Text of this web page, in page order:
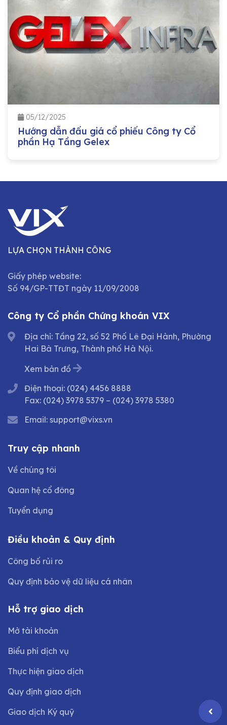
05/12/2025
Hướng dẫn đấu giá cổ phiếu Công ty Cổ
phần Hạ Tầng Gelex
LỰA CHỌN THÀNH CÔNG
Giấy phép website:
Số 94/GP-TTĐT ngày 11/09/2008
Công ty Cổ phần Chứng khoán VIX
Địa chỉ: Tầng 22, số 52 Phố Lê Đại Hành, Phường
Hai Bà Trưng, Thành phố Hà Nội.
Xem bản đồ
Điện thoại: (024) 4456 8888
Fax: (024) 3978 5379 – (024) 3978 5380
Email: support@vixs.vn
Truy cập nhanh
Về chúng tôi
Quan hệ cổ đông
Tuyển dụng
Điều khoản & Quy định
Công bố rủi ro
Quy định bảo vệ dữ liệu cá nhân
Hỗ trợ giao dịch
Mở tài khoản
Biểu phí dịch vụ
Thực hiện giao dịch
Quy định giao dịch
Giao dịch Ký quỹ